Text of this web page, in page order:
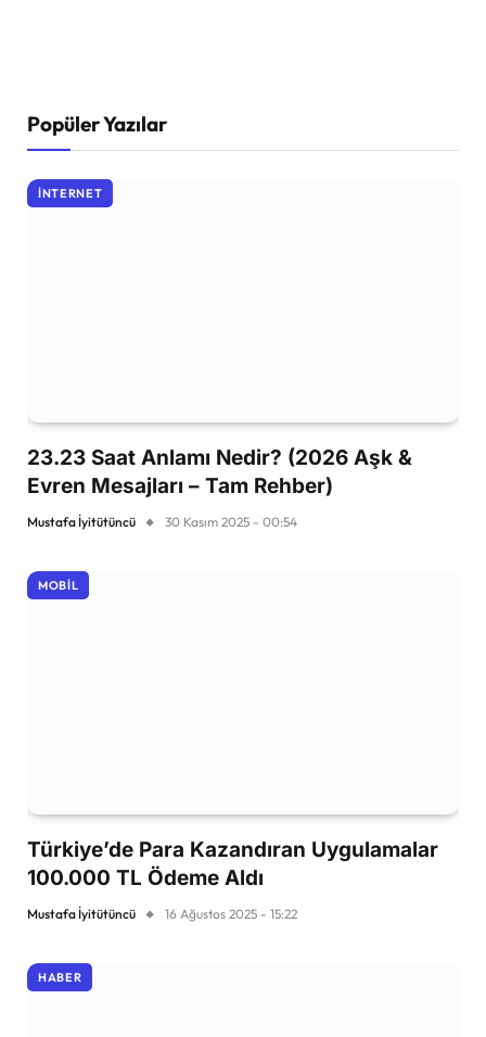
Popüler Yazılar
İNTERNET
23.23 Saat Anlamı Nedir? (2026 Aşk &
Evren Mesajları – Tam Rehber)
Mustafa İyitütüncü 30 Kasım 2025 - 00:54
MOBIL
Türkiye’de Para Kazandıran Uygulamalar
100.000 TL Ödeme Aldı
Mustafa İyitütüncü 16 Ağustos 2025 - 15:22
HABER